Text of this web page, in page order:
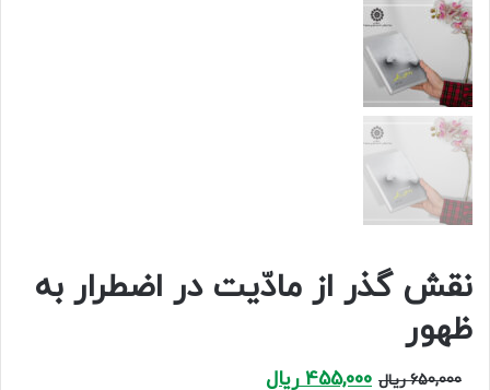
نقش گذر از مادّیت در اضطرار به
ظهور
650,000 ریال Original
455,000 ریال